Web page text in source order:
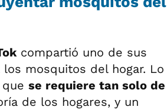
compartió uno de sus
mosquitos del hogar. Lo
se requiere tan solo
de los hogares, y un